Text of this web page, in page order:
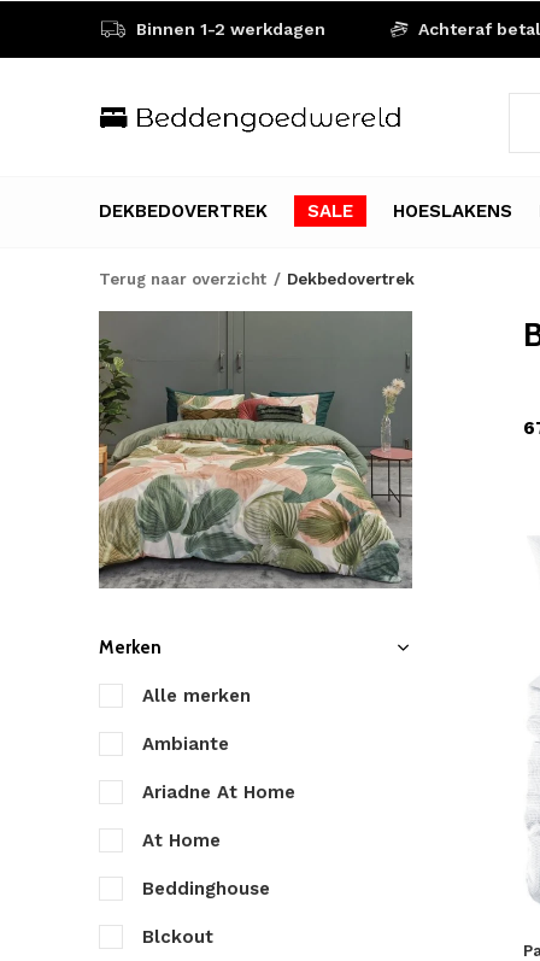
DEKBEDOVERTREK SALE HOESLAKENS
Binnen 1-2 werkdagen Achteraf
Terug naar overzicht Dekbedovertrek
Merken
Alle merken
Ambiante
Ariadne At Home
At Home
Beddinghouse
Blckout